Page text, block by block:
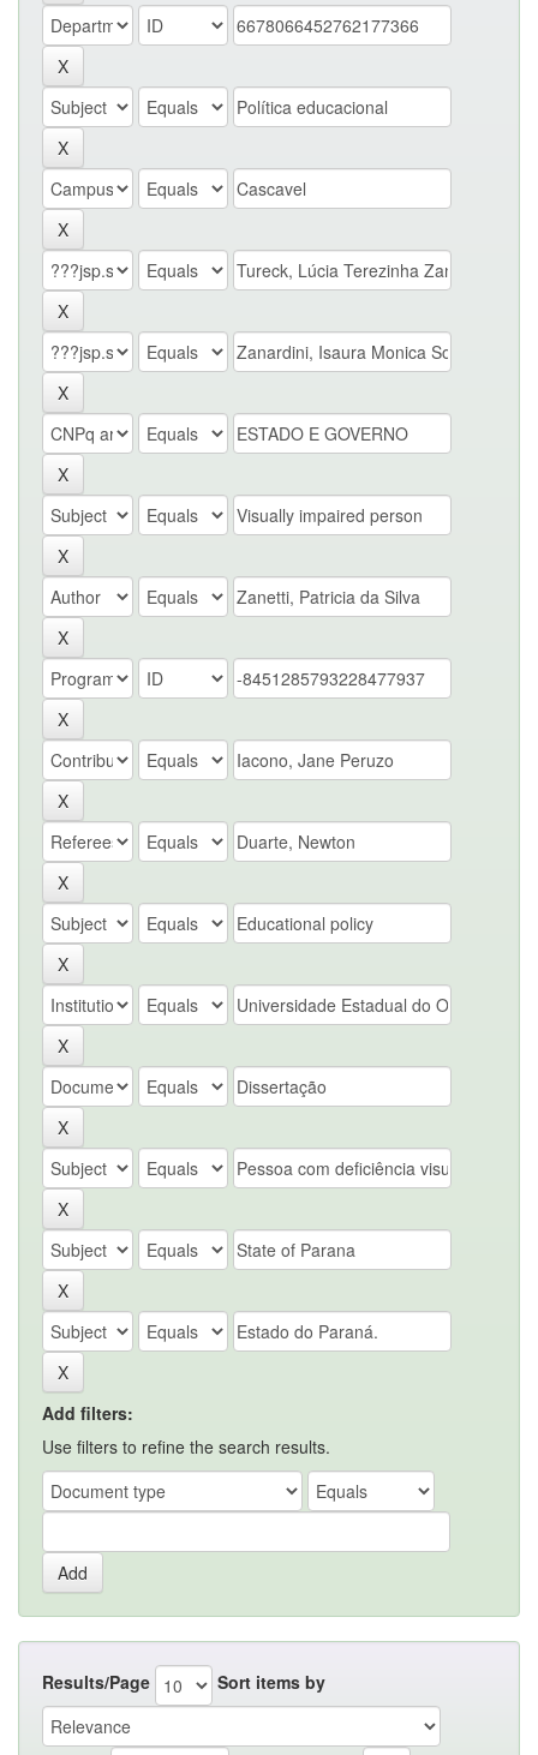
Add filters:
Use filters to refine the search results.
Results/Page Sort items by